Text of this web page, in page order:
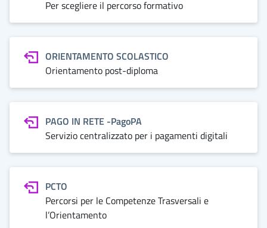
Per scegliere il percorso formativo
ORIENTAMENTO SCOLASTICO
Orientamento post-diploma
PAGO IN RETE -PagoPA
Servizio centralizzato per i pagamenti digitali
PCTO
Percorsi per le Competenze Trasversali e
l’Orientamento